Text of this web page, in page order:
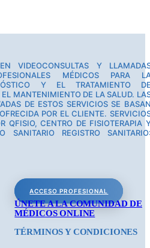
VIDEOCONSULTAS Y
MÉDICOS PARA
Y EL TRATAMIENTO
MANTENIMIENTO DE LA SALUD.
DE ESTOS SERVICIOS SE
POR EL CLIENTE.
QFISIO, CENTRO DE FISIOTERAPIA
SANITARIO REGISTRO
ACCESO PROFESIONAL
ÚNETE A LA COMUNIDAD DE
MÉDICOS ONLINE
TÉRMINOS Y CONDICIONES